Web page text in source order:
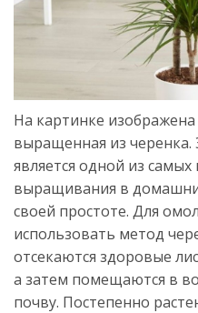
На картинке
выращенная из черенка.
является одной из
выращивания в
своей простоте. Для
использовать метод
отсекаются здоровые
а затем помещаются в
почву. Постепенно